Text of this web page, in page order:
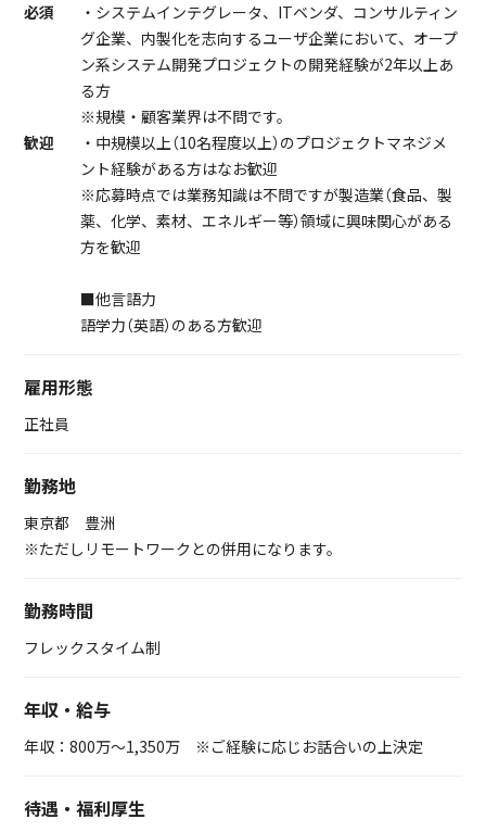
必須
・システムインテグレータ、ITベンダ、コンサルティン
グ企業、内製化を志向するユーザ企業において、オープ
ン系システム開発プロジェクトの開発経験が2年以上あ
る方
※規模・顧客業界は不問です。
歓迎
・中規模以上（10名程度以上）のプロジェクトマネジメ
ント経験がある方はなお歓迎
※応募時点では業務知識は不問ですが製造業（食品、製
薬、化学、素材、エネルギー等）領域に興味関心がある
方を歓迎
■他言語力
語学力（英語）のある方歓迎
雇用形態
正社員
勤務地
東京都 豊洲
※ただしリモートワークとの併用になります。
勤務時間
フレックスタイム制
年収・給与
年収：800万～1,350万 ※ご経験に応じお話合いの上決定
待遇・福利厚生